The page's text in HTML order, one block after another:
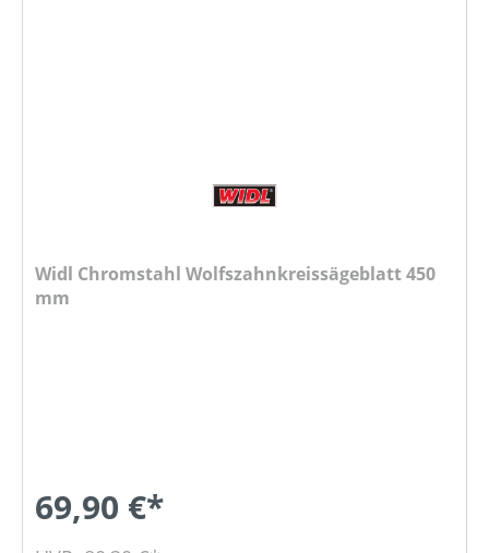
Widl Chromstahl Wolfszahnkreissägeblatt 450
mm
69,90 €*